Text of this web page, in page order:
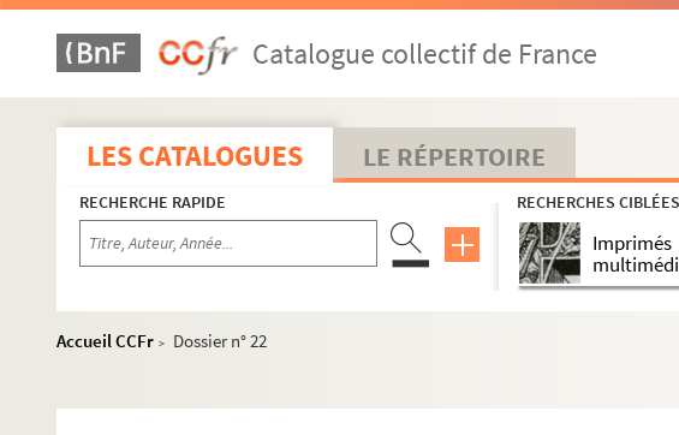
Catalogue collectif de France
LES CATALOGUES LE RÉPERTOIRE
RECHERCHE RAPIDE RECHERCHES CIBLÉES
Imprimés
Accueil CCFr >
Dossier n° 22
1er arrondissement
2e arrondissement
3e arrondissement
4e arrondissement
Dossier n° 1